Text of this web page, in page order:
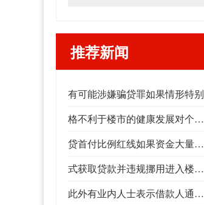
推荐新闻
有可能涉嫌骗贷罪如果情形特别
格不利于楼市的健康发展对个人而言如果造成了银行的实际损失
贷首付比例红线如果资金大量流入楼市将推高资产价
式获取贷款并违规挪用进入楼市意味着变相突破了房
此外有业内人士表示借款人通过造假的方